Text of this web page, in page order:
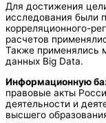
Для достижения
исследования были
корреляционного-
расчетов
Также применялись
данных Big Data.
Информационную
правовые акты
деятельности и
высшего